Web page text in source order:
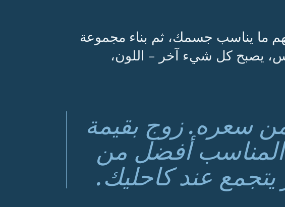
ما يناسب جسمك، ثم بناء مجموعة
يصبح كل شيء آخر - اللون،
سعره. زوج بقيمة
المناسب أفضل من